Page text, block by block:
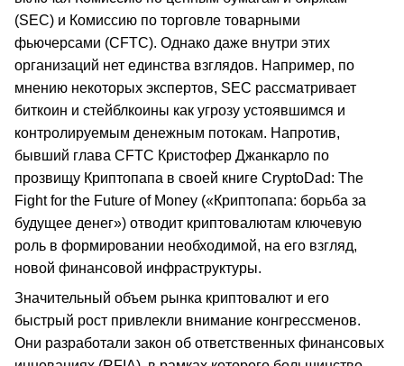
(SEC) и Комиссию по торговле товарными
фьючерсами (CFTC). Однако даже внутри этих
организаций нет единства взглядов. Например, по
мнению некоторых экспертов, SEC рассматривает
биткоин и стейблкоины как угрозу устоявшимся и
контролируемым денежным потокам. Напротив,
бывший глава CFTC Кристофер Джанкарло по
прозвищу Криптопапа в своей книге CryptoDad: The
Fight for the Future of Money («Криптопапа: борьба за
будущее денег») отводит криптовалютам ключевую
роль в формировании необходимой, на его взгляд,
новой финансовой инфраструктуры.
Значительный объем рынка криптовалют и его
быстрый рост привлекли внимание конгрессменов.
Они разработали закон об ответственных финансовых